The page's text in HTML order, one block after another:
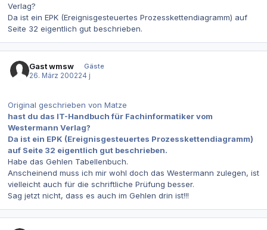
Verlag?
Da ist ein EPK (Ereignisgesteuertes Prozesskettendiagramm) auf
Seite 32 eigentlich gut beschrieben.
Gast wmsw
Gäste
26. März 200224 j
Original geschrieben von Matze
hast du das IT-Handbuch für Fachinformatiker vom
Westermann Verlag?
Da ist ein EPK (Ereignisgesteuertes Prozesskettendiagramm)
auf Seite 32 eigentlich gut beschrieben.
Habe das Gehlen Tabellenbuch.
Anscheinend muss ich mir wohl doch das Westermann zulegen, ist
vielleicht auch für die schriftliche Prüfung besser.
Sag jetzt nicht, dass es auch im Gehlen drin ist!!!